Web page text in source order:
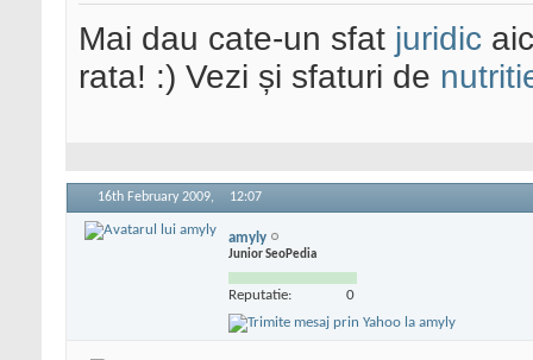
Mai dau cate-un sfat juridic
rata! :) Vezi și sfaturi de
16th February 2009, 12:07
amyly
Junior SeoPedia
Reputatie: 0